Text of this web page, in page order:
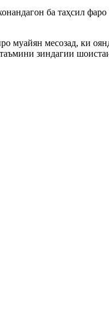
ба таҳсил
месозад, ки
зиндагии